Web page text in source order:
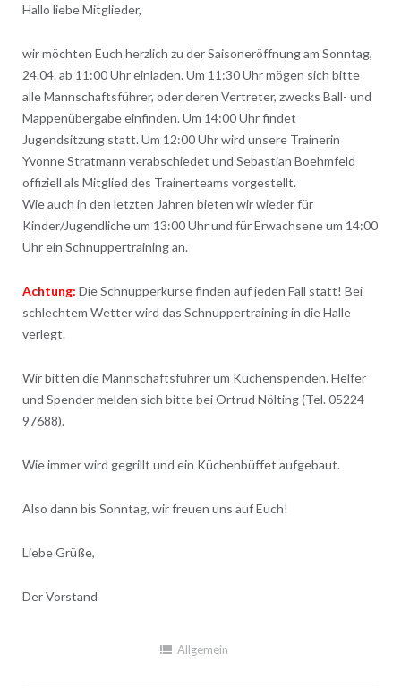
Hallo liebe Mitglieder,
wir möchten Euch herzlich zu der Saisoneröffnung am Sonntag,
24.04. ab 11:00 Uhr einladen. Um 11:30 Uhr mögen sich bitte
alle Mannschaftsführer, oder deren Vertreter, zwecks Ball- und
Mappenübergabe einfinden. Um 14:00 Uhr findet
Jugendsitzung statt. Um 12:00 Uhr wird unsere Trainerin
Yvonne Stratmann verabschiedet und Sebastian Boehmfeld
offiziell als Mitglied des Trainerteams vorgestellt.
Wie auch in den letzten Jahren bieten wir wieder für
Kinder/Jugendliche um 13:00 Uhr und für Erwachsene um 14:00
Uhr ein Schnuppertraining an.
Achtung: Die Schnupperkurse finden auf jeden Fall statt! Bei
schlechtem Wetter wird das Schnuppertraining in die Halle
verlegt.
Wir bitten die Mannschaftsführer um Kuchenspenden. Helfer
und Spender melden sich bitte bei Ortrud Nölting (Tel. 05224
97688).
Wie immer wird gegrillt und ein Küchenbüffet aufgebaut.
Also dann bis Sonntag, wir freuen uns auf Euch!
Liebe Grüße,
Der Vorstand
Allgemein